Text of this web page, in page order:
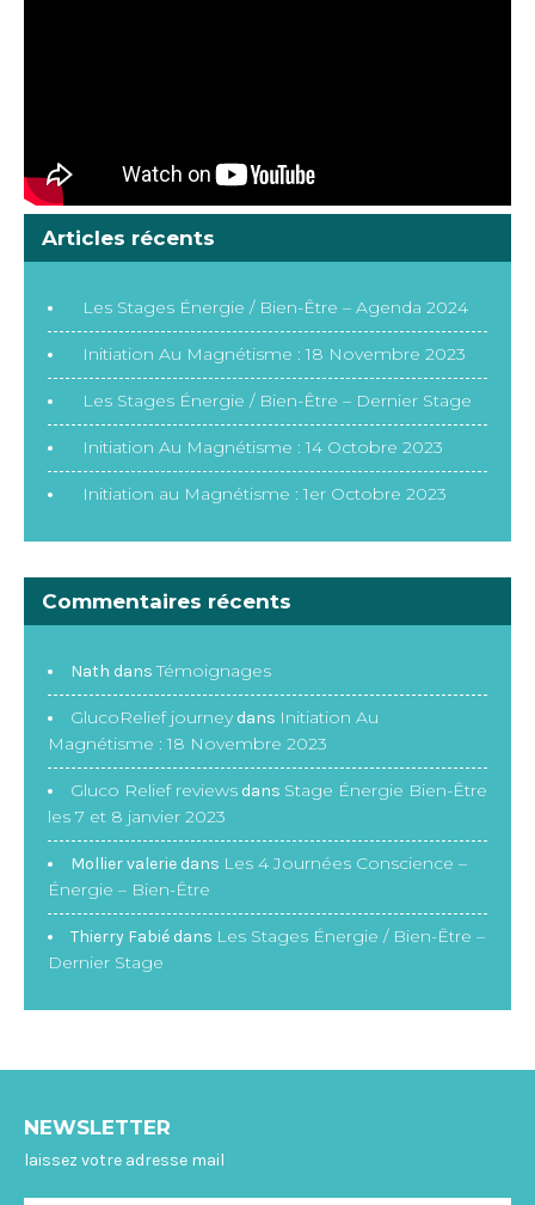
Articles récents
Les Stages Énergie / Bien-Être – Agenda 2024
Initiation Au Magnétisme : 18 Novembre 2023
Les Stages Énergie / Bien-Être – Dernier Stage
Initiation Au Magnétisme : 14 Octobre 2023
Initiation au Magnétisme : 1er Octobre 2023
Commentaires récents
Nath dansTémoignages
GlucoRelief journey dans Initiation Au
Magnétisme : 18 Novembre 2023
Gluco Relief reviews dans Stage Énergie Bien-Être
les 7 et 8 janvier 2023
Mollier valerie dans Les 4 Journées Conscience –
Énergie – Bien-Être
Thierry Fabié dans Les Stages Énergie / Bien-Être –
Dernier Stage
NEWSLETTER
laissez votre adresse mail